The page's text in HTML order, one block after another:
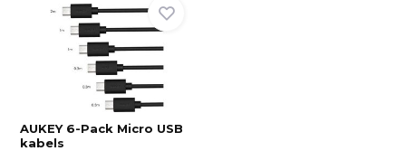
AUKEY 6-Pack Micro USB
kabels